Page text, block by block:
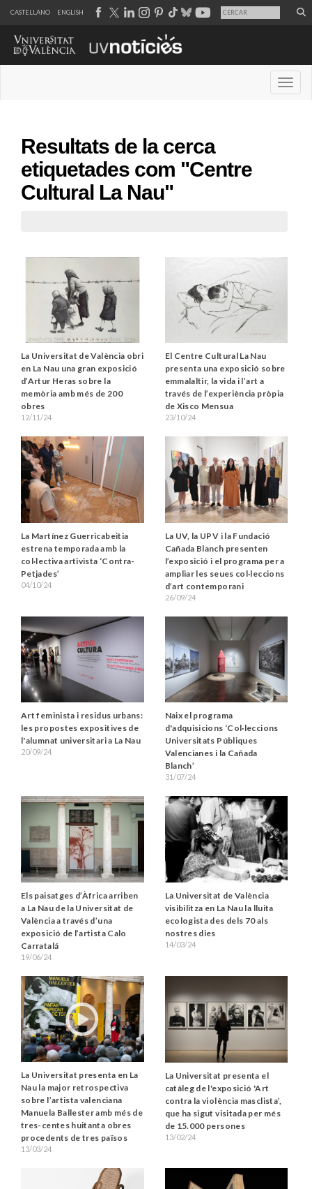
CASTELLANO ENGLISH
Resultats de la cerca
etiquetades com "Centre
Cultural La Nau"
La Universitat de València obri
en La Nau una gran exposició
d’Artur Heras sobre la
memòria amb més de 200
obres
12/11/24
El Centre Cultural La Nau
presenta una exposició sobre
emmalaltir, la vida i l’art a
través de l’experiència pròpia
de Xisco Mensua
23/10/24
La Martínez Guerricabeitia
estrena temporada amb la
col·lectiva artivista ‘Contra-
Petjades’
04/10/24
La UV, la UPV i la Fundació
Cañada Blanch presenten
l’exposició i el programa per a
ampliar les seues col·leccions
d’art contemporani
26/09/24
Art feminista i residus urbans:
les propostes expositives de
l'alumnat universitari a La Nau
20/09/24
Naix el programa
d'adquisicions ‘Col·leccions
Universitats Públiques
Valencianes i la Cañada
Blanch’
31/07/24
Els paisatges d’Àfrica arriben
a La Nau de la Universitat de
València a través d’una
exposició de l’artista Calo
Carratalá
19/06/24
La Universitat de València
visibilitza en La Nau la lluita
ecologista des dels 70 als
nostres dies
14/03/24
La Universitat presenta en La
Nau la major retrospectiva
sobre l’artista valenciana
Manuela Ballester amb més de
tres-centes huitanta obres
procedents de tres països
13/03/24
La Universitat presenta el
catàleg de l'exposició 'Art
contra la violència masclista’,
que ha sigut visitada per més
de 15.000 persones
13/02/24